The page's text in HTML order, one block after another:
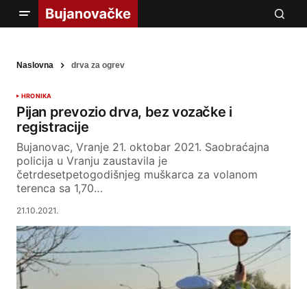
Naslovna drva za ogrev
HRONIKA
Pijan prevozio drva, bez vozačke i
registracije
Bujanovac, Vranje 21. oktobar 2021. Saobraćajna
policija u Vranju zaustavila je
četrdesetpetogodišnjeg muškarca za volanom
terenca sa 1,70…
21.10.2021.